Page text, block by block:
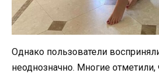
Однако пользователи
неоднозначно. Многие отметили,